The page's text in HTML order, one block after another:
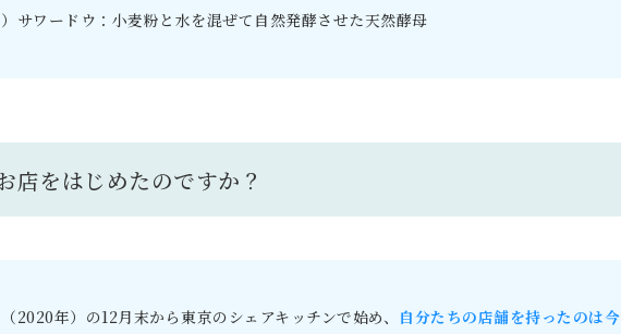
サワードウ：小麦粉と水を混ぜて自然発酵させた天然酵母
店をはじめたのですか？
2020年）の12月末から東京のシェアキッチンで始め、 自分たちの店舗を持ったのは今